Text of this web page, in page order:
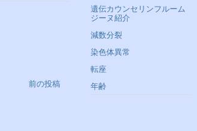
前の投稿
遺伝カウンセリンフルーム
ジーヌ紹介
減数分裂
染色体異常
転座
年齢